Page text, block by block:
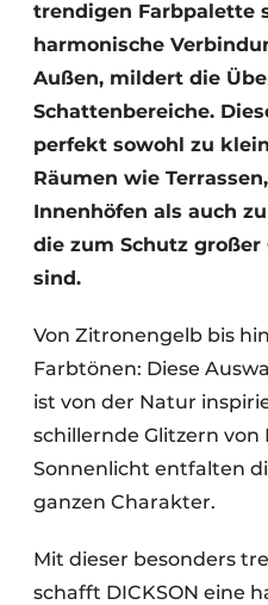
trendigen Farbpalette
harmonische
Außen, mildert die
Schattenbereiche.
perfekt sowohl zu
Räumen wie
Innenhöfen als auch
die zum Schutz
sind.
Von Zitronengelb bis
Farbtönen: Diese
ist von der Natur
schillernde Glitzern von
Sonnenlicht entfalten
ganzen Charakter.
Mit dieser besonders
schafft DICKSON eine